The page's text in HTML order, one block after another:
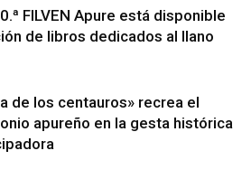
FILVEN Apure está disponible
de libros dedicados al llano
de los centauros» recrea el
apureño en la gesta histórica